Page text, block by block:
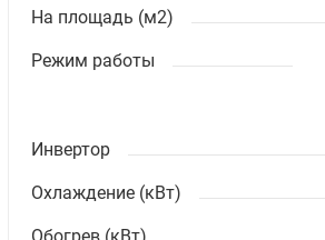
На площадь (м2)
Режим работы
Инвертор
Охлаждение (кВт)